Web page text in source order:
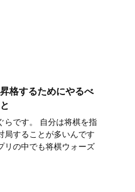
格するためにやるべ
らです。 自分は将棋を指
局することが多いんです
リの中でも将棋ウォーズ